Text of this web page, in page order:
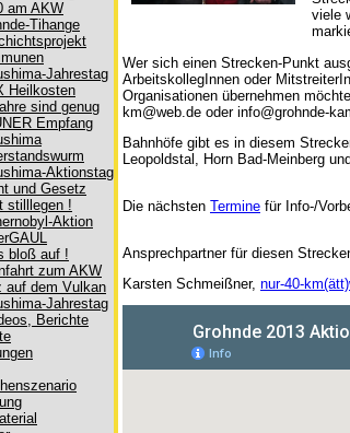
am AKW
Tihange
Jahrestag
Heilkosten
sind genug
Empfang
Aktionstag
und Gesetz
stilllegen !
Aktion
bloß auf !
zum AKW
auf dem Vulkan
Jahrestag
Berichte
viele
Wer sich einen Strecken-Punkt
ArbeitskollegInnen oder
Organisationen übernehmen
km@web.de oder info@grohnde-
Bahnhöfe gibt es in diesem
Leopoldstal, Horn Bad-Meinberg
Die nächsten Termine für Info-/
Ansprechpartner für diesen
Karsten Schmeißner, nur-40-